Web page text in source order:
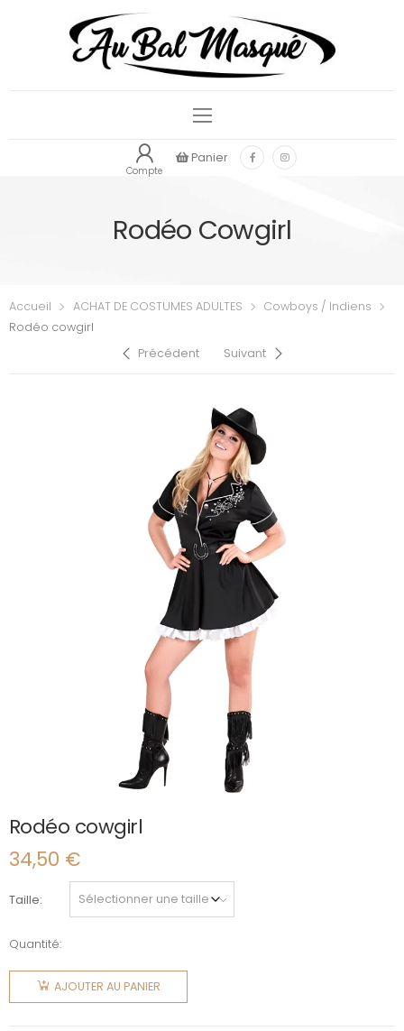
Compte
Panier
Rodéo Cowgirl
Accueil ACHAT DE COSTUMES ADULTES
Cowboys / Indiens
Rodéo cowgirl
Précédent
Suivant
Rodéo cowgirl
34,50 €
Taille
Quantité:
quantité
de Rodéo
cowgirl
AJOUTER AU PANIER